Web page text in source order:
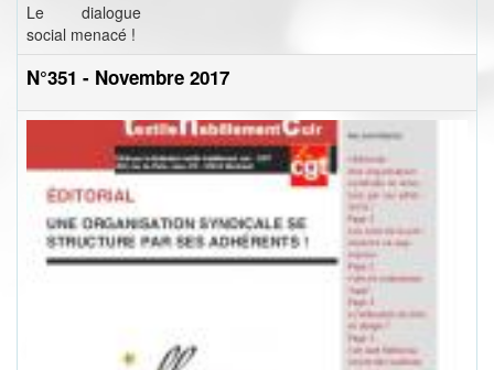
Le dialogue
social menacé !
N°351 - Novembre 2017